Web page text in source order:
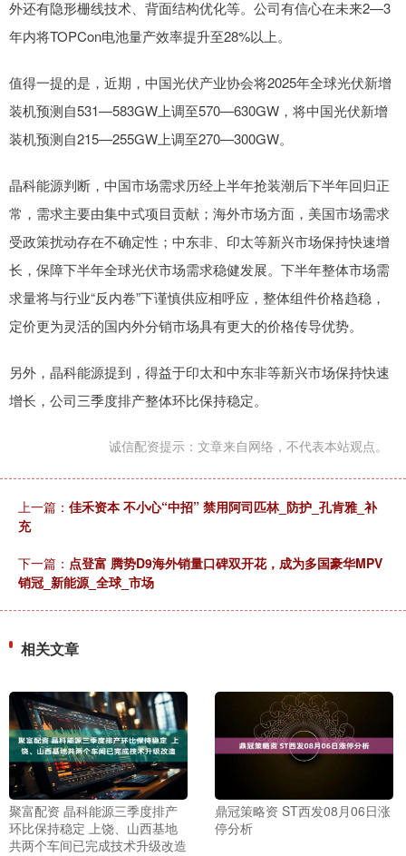
外还有隐形栅线技术、背面结构优化等。公司有信心在未来2—3
年内将TOPCon电池量产效率提升至28%以上。
值得一提的是，近期，中国光伏产业协会将2025年全球光伏新增
装机预测自531—583GW上调至570—630GW，将中国光伏新增
装机预测自215—255GW上调至270—300GW。
晶科能源判断，中国市场需求历经上半年抢装潮后下半年回归正
常，需求主要由集中式项目贡献；海外市场方面，美国市场需求
受政策扰动存在不确定性；中东非、印太等新兴市场保持快速增
长，保障下半年全球光伏市场需求稳健发展。下半年整体市场需
求量将与行业“反内卷”下谨慎供应相呼应，整体组件价格趋稳，
定价更为灵活的国内外分销市场具有更大的价格传导优势。
另外，晶科能源提到，得益于印太和中东非等新兴市场保持快速
增长，公司三季度排产整体环比保持稳定。
诚信配资提示：文章来自网络，不代表本站观点。
上一篇： 佳禾资本 不小心“中招” 禁用阿司匹林_防护_孔肯雅_补
充
下一篇： 点登富 腾势D9海外销量口碑双开花，成为多国豪华MPV
销冠_新能源_全球_市场
相关文章
聚富配资 晶科能源三季度排产
环比保持稳定 上饶、山西基地
共两个车间已完成技术升级改造
鼎冠策略资 ST西发08月06日涨
停分析